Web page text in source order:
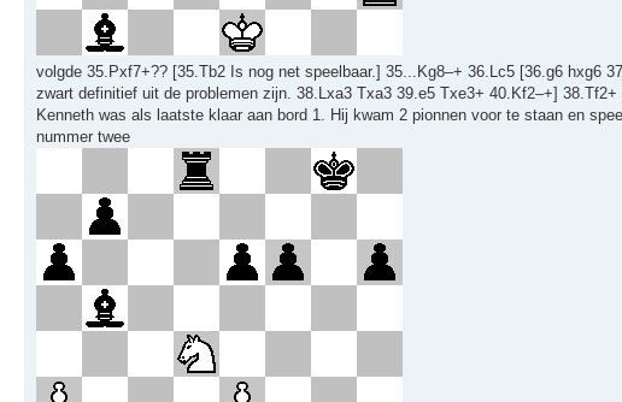
volgde 35.Pxf7+?? [35.Tb2 Is nog net speelbaar.] 35...Kg8–+ 36.Lc5 [36.g6 hxg6
zwart definitief uit de problemen zijn. 38.Lxa3 Txa3 39.e5 Txe3+ 40.Kf2–+] 38.Tf2+
Kenneth was als laatste klaar aan bord 1. Hij kwam 2 pionnen voor te staan en
nummer twee